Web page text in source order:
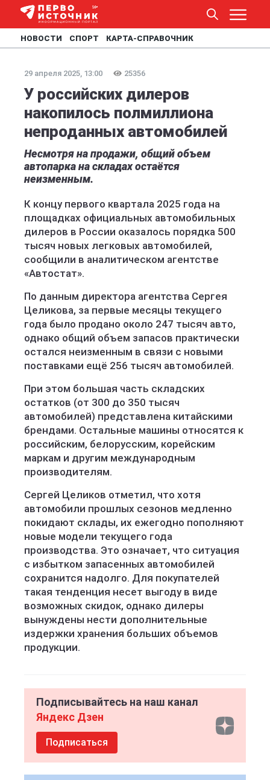
НОВОСТИ СПОРТ КАРТА-СПРАВОЧНИК
29 апреля 2025, 13:00 25356
У российских дилеров
накопилось полмиллиона
непроданных автомобилей
Несмотря на продажи, общий объем
автопарка на складах остаётся
неизменным.
К концу первого квартала 2025 года на
площадках официальных автомобильных
дилеров в России оказалось порядка 500
тысяч новых легковых автомобилей,
сообщили в аналитическом агентстве
«Автостат».
По данным директора агентства Сергея
Целикова, за первые месяцы текущего
года было продано около 247 тысяч авто,
однако общий объем запасов практически
остался неизменным в связи с новыми
поставками ещё 256 тысяч автомобилей.
При этом большая часть складских
остатков (от 300 до 350 тысяч
автомобилей) представлена китайскими
брендами. Остальные машины относятся к
российским, белорусским, корейским
маркам и другим международным
производителям.
Сергей Целиков отметил, что хотя
автомобили прошлых сезонов медленно
покидают склады, их ежегодно пополняют
новые модели текущего года
производства. Это означает, что ситуация
с избытком запасенных автомобилей
сохранится надолго. Для покупателей
такая тенденция несет выгоду в виде
возможных скидок, однако дилеры
вынуждены нести дополнительные
издержки хранения больших объемов
продукции.
Подписывайтесь на наш канал
Яндекс Дзен
Подписаться